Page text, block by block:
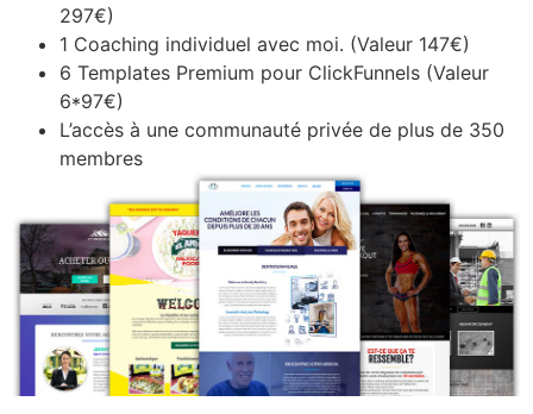
297€)
1 Coaching individuel avec moi. (Valeur 147€)
6 Templates Premium pour ClickFunnels (Valeur
6*97€)
L’accès à une communauté privée de plus de 350
membres